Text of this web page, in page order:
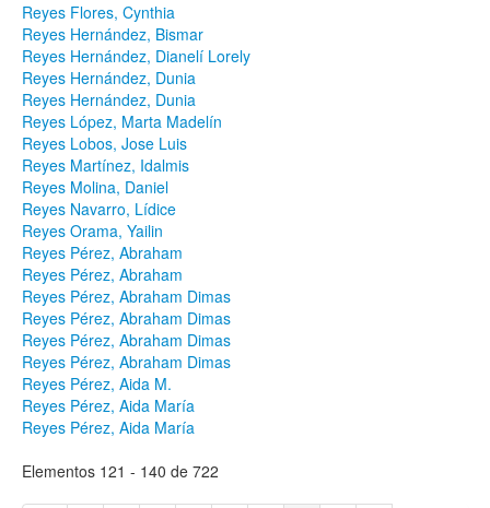
Reyes Flores, Cynthia
Reyes Hernández, Bismar
Reyes Hernández, Dianelí Lorely
Reyes Hernández, Dunia
Reyes Hernández, Dunia
Reyes López, Marta Madelín
Reyes Lobos, Jose Luis
Reyes Martínez, Idalmis
Reyes Molina, Daniel
Reyes Navarro, Lídice
Reyes Orama, Yailin
Reyes Pérez, Abraham
Reyes Pérez, Abraham
Reyes Pérez, Abraham Dimas
Reyes Pérez, Abraham Dimas
Reyes Pérez, Abraham Dimas
Reyes Pérez, Abraham Dimas
Reyes Pérez, Aida M.
Reyes Pérez, Aida María
Reyes Pérez, Aida María
Elementos 121 - 140 de 722